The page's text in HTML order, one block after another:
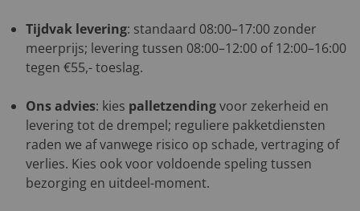
Tijdvak levering: standaard 08:00–17:00 zonder
meerprijs; levering tussen 08:00–12:00 of 12:00–16:00
tegen €55,- toeslag.
Ons advies: kies palletzendingvoor zekerheid en
levering tot de drempel; reguliere pakketdiensten
raden we af vanwege risico op schade, vertraging of
verlies. Kies ook voor voldoende speling tussen
bezorging en uitdeel-moment.